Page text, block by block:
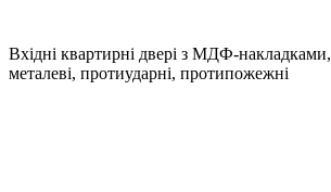
Вхідні квартирні двері з МДФ-накладками,
металеві, протиударні, протипожежні